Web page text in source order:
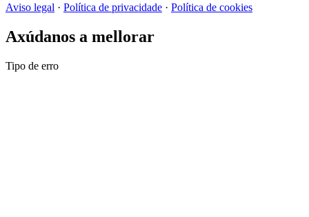
Aviso legal · Política de privacidade · Política de cookies
Axúdanos a mellorar
Tipo de erro